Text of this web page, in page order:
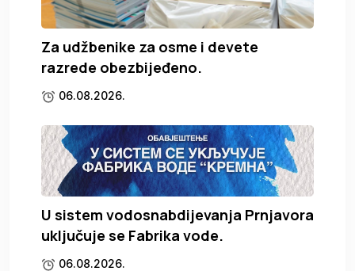
Za udžbenike za osme i devete
razrede obezbijeđeno.
06.08.2026.
U sistem vodosnabdijevanja Prnjavora
uključuje se Fabrika vode.
06.08.2026.